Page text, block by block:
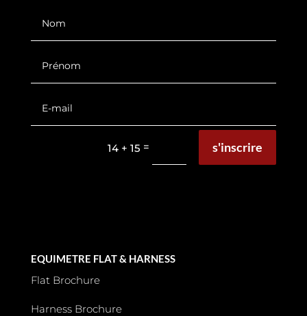
14 + 15 = s'inscrire
EQUIMETRE FLAT & HARNESS
Flat Brochure
Harness Brochure